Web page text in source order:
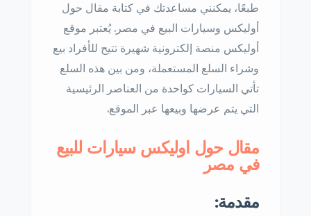
طبعًا، يمكنني مساعدتك في كتابة مقال حول
أوليكس وسيارات البيع في مصر. يُعتبر موقع
أوليكس منصة إلكترونية شهيرة تتيح للأفراد بيع
وشراء السلع المستعملة، ومن بين هذه السلع
تأتي السيارات كواحدة من العناصر الرئيسية
التي يتم عرضها وبيعها عبر الموقع.
مقال حول اوليكس سيارات للبيع
في مصر
مقدمة: